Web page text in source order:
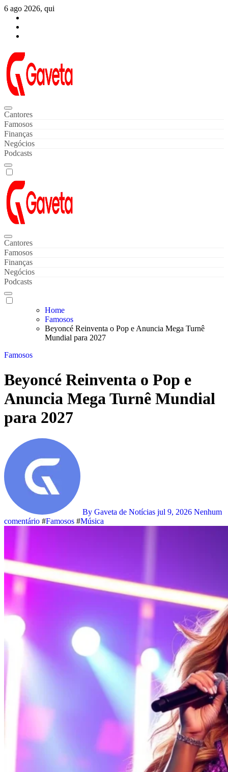
Skip
content
6 ago 2026, qui
Gaveta de Notícias
Notícias de Celebridades & Famosos
Cantores
Famosos
Finanças
Negócios
Podcasts
Gaveta de Notícias
Notícias de Celebridades & Famosos
Cantores
Famosos
Finanças
Negócios
Podcasts
Home
Famosos
Beyoncé Reinventa o Pop e Anuncia Mega Turnê
Mundial para 2027
Famosos
Beyoncé Reinventa o Pop e
Anuncia Mega Turnê Mundial
para 2027
By Gaveta de Notícias jul 9, 2026 Nenhum
comentário #Famosos #Música